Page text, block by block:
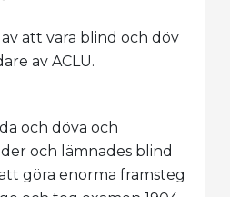
att vara blind och döv
av ACLU.
och döva och
och lämnades blind
göra enorma framsteg